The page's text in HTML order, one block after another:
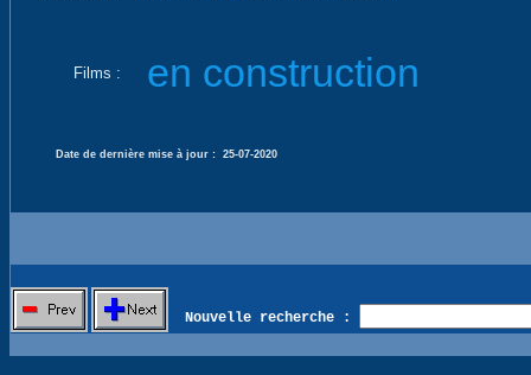
Films : en construction
Date de dernière mise à jour : 25-07-2020
Nouvelle recherche :